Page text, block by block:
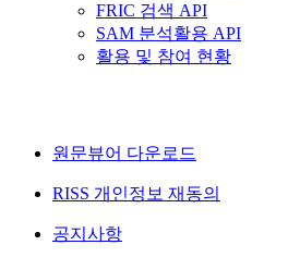
FRIC 검색 API
SAM 분석활용 API
활용 및 참여 현황
원문뷰어 다운로드
RISS 개인정보 재동의
공지사항